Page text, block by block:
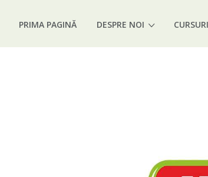
PRIMA PAGINĂ DESPRE NOI CURSURI